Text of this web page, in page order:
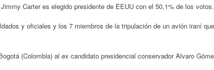
Carter es elegido presidente de EEUU con el 50,1% de los votos.
y oficiales y los 7 miembros de la tripulación de un avión iraní
(Colombia) al ex candidato presidencial conservador Alvaro